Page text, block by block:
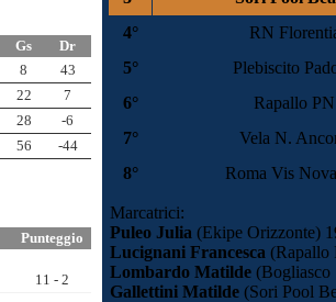
4°
RN
5°
Plebiscito
6°
Rapallo PN
7°
Vela N.
8°
Roma Vis
Marcatrici:
Puleo Julia (Ekipe Orizzonte)
Lucignani Francesca (Rapallo
Lombardo Matilde (Bogliasco
Gallettini Matilde (Sori Pool